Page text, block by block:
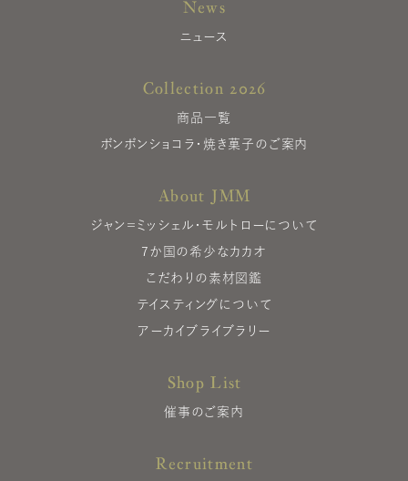
News
ニュース
Collection 2026
商品一覧
ボンボンショコラ・焼き菓子のご案内
About JMM
ジャン＝ミッシェル・モルトローについて
7か国の希少なカカオ
こだわりの素材図鑑
テイスティングについて
アーカイブライブラリー
Shop List
催事のご案内
Recruitment